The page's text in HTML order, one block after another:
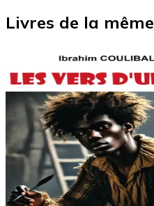
Livres de la